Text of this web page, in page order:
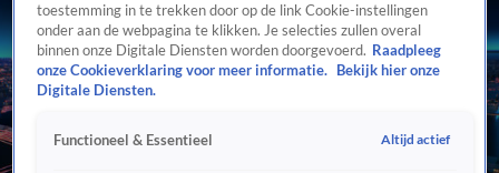
toestemming in te trekken door op de link Cookie-instellingen
onder aan de webpagina te klikken. Je selecties zullen overal
binnen onze Digitale Diensten worden doorgevoerd. Raadpleeg
onze Cookieverklaring voor meer informatie.
Bekijk hier onze
Digitale Diensten.
Functioneel & Essentieel Altijd actief